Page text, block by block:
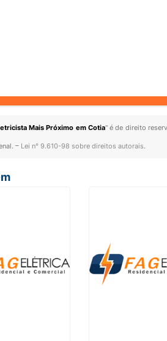
Mais Próximo em Cotia" é de direito
– Lei n° 9.610-98 sobre direitos autorais.